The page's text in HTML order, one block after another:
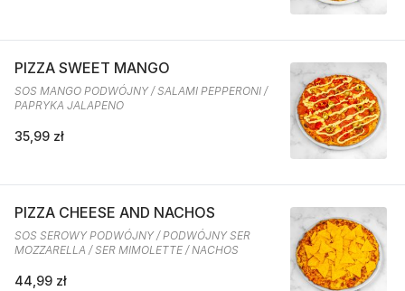
PIZZA SWEET MANGO
SOS MANGO PODWÓJNY / SALAMI PEPPERONI /
PAPRYKA JALAPENO
35,99 zł
PIZZA CHEESE AND NACHOS
SOS SEROWY PODWÓJNY / PODWÓJNY SER
MOZZARELLA / SER MIMOLETTE / NACHOS
44,99 zł